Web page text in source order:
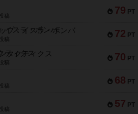
79 PT
稿
72 PT
プ：イスラ・ボンバ
稿
70 PT
タクティクス
稿
68 PT
稿
57 PT
稿